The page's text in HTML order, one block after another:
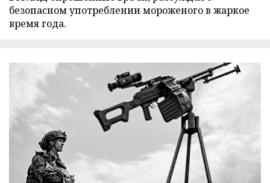
безопасном употреблении мороженого в жаркое
время года.